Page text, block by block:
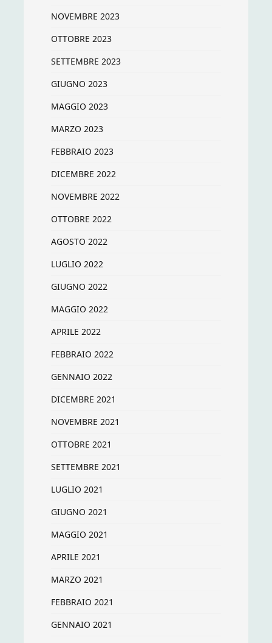
NOVEMBRE 2023
OTTOBRE 2023
SETTEMBRE 2023
GIUGNO 2023
MAGGIO 2023
MARZO 2023
FEBBRAIO 2023
DICEMBRE 2022
NOVEMBRE 2022
OTTOBRE 2022
AGOSTO 2022
LUGLIO 2022
GIUGNO 2022
MAGGIO 2022
APRILE 2022
FEBBRAIO 2022
GENNAIO 2022
DICEMBRE 2021
NOVEMBRE 2021
OTTOBRE 2021
SETTEMBRE 2021
LUGLIO 2021
GIUGNO 2021
MAGGIO 2021
APRILE 2021
MARZO 2021
FEBBRAIO 2021
GENNAIO 2021